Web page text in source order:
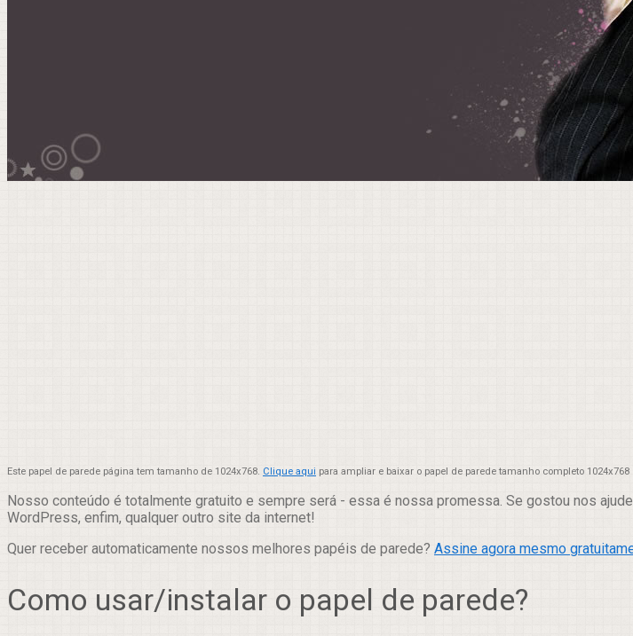
Este papel de parede página tem tamanho de 1024x768. Clique aqui para ampliar e baixar o papel de parede tamanho completo 1024x768
Nosso conteúdo é totalmente gratuito e sempre será - essa é nossa promessa. Se gostou nos
WordPress, enfim, qualquer outro site da internet!
Quer receber automaticamente nossos melhores papéis de parede? Assine agora mesmo
Como usar/instalar o papel de parede?